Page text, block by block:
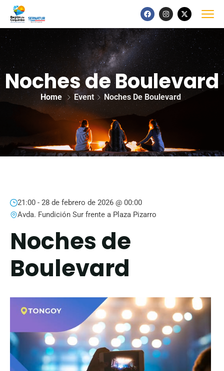
Noches de Boulevard
Home Event Noches De Boulevard
21:00 - 28 de febrero de 2026 @ 00:00
Avda. Fundición Sur frente a Plaza Pizarro
Noches de
Boulevard